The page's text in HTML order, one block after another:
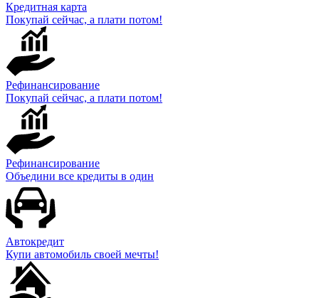
Кредитная карта
Покупай сейчас, а плати потом!
Рефинансирование
Покупай сейчас, а плати потом!
Рефинансирование
Объедини все кредиты в один
Автокредит
Купи автомобиль своей мечты!